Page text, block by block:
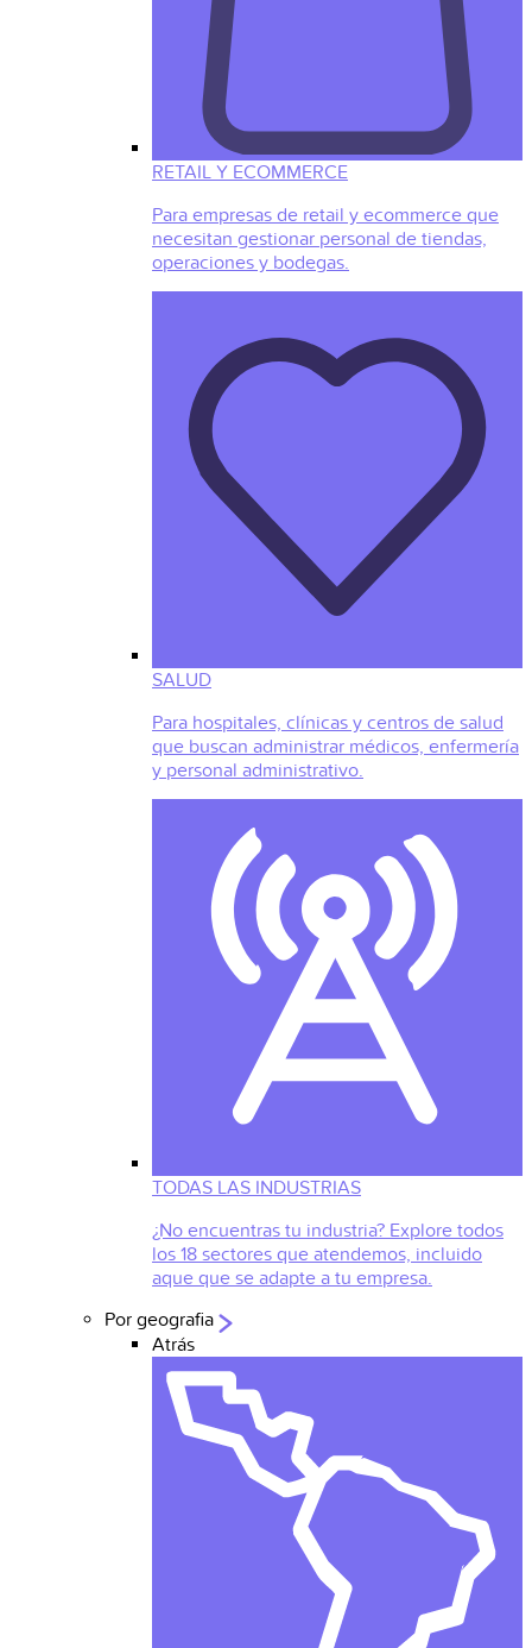
RETAIL Y ECOMMERCE
Para empresas de retail y ecommerce que
necesitan gestionar personal de tiendas,
operaciones y bodegas.
SALUD
Para hospitales, clínicas y centros de salud
que buscan administrar médicos, enfermería
y personal administrativo.
TODAS LAS INDUSTRIAS
¿No encuentras tu industria? Explore todos
los 18 sectores que atendemos, incluido
aque que se adapte a tu empresa.
Por geografia
Atrás